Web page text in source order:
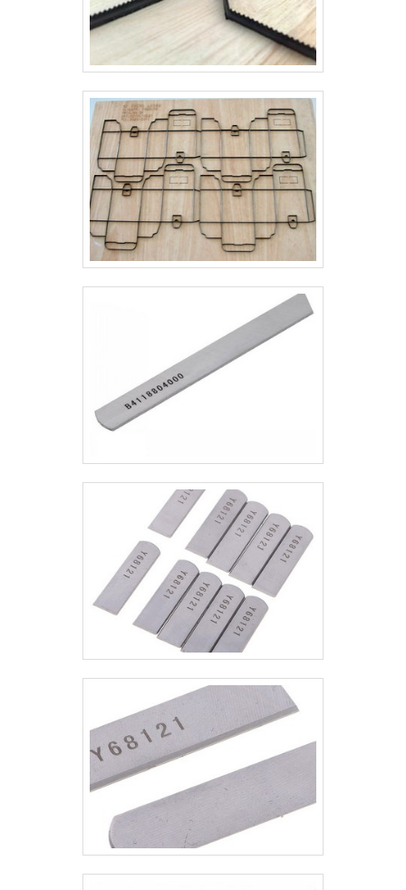
resultado final. QUALIDADE COMPROVADA
NO SEGMENTOApenas na Real Laser Facas
as melhores opções sempre estão à
disposição quando se procura soluções para
faca para quebra cabeça. A empresa oferece
opções como faca de corte e vinco
cartonagem e facas gráficas para cortar
eva.Isso se deve ao fato de ser uma empresa
inovadora e comprometida com seus serviços,
características possíveis pelo fato de ter
escritório de alta qualidade onde são
realizadas as atividades e logística planejada
para entregas em curto prazo.Tudo isso,
somado à performance de uma equipe
multidisciplinar de consultores associados e
alta qualidade, garante o sucesso de cada
cliente de ponta a ponta.